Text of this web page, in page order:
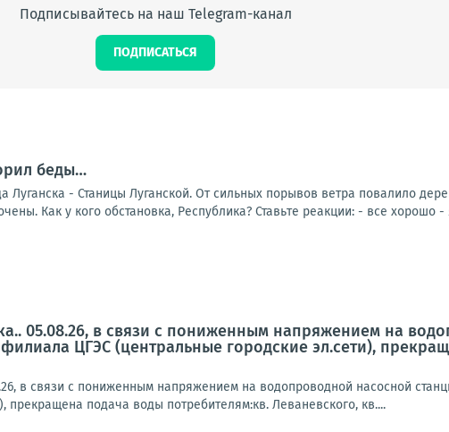
Подписывайтесь на наш Telegram-канал
ПОДПИСАТЬСЯ
беды…
Луганска - Станицы Луганской. От сильных порывов ветра повалило
Как у кого обстановка, Республика? Ставьте реакции: - все хорошо -
05.08.26, в связи с пониженным напряжением на
ЦГЭС (центральные городские эл.сети),
в связи с пониженным напряжением на водопроводной насосной
прекращена подача воды потребителям:кв. Леваневского, кв....